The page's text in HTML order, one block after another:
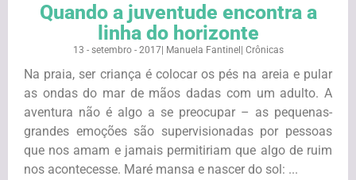
Quando a juventude encontra a
linha do horizonte
13 - setembro - 2017| Manuela Fantinel Crônicas
Na praia, ser criança é colocar os pés na areia e pular
as ondas do mar de mãos dadas com um adulto. A
aventura não é algo a se preocupar – as pequenas-
grandes emoções são supervisionadas por pessoas
que nos amam e jamais permitiriam que algo de ruim
nos acontecesse. Maré mansa e nascer do sol: ...